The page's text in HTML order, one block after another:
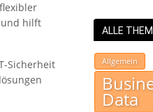
und hilft
Sicherheit
ALLE
Allgemein
Data